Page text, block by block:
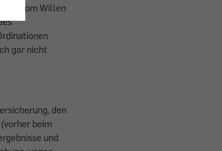
vom Willen
gar nicht
den
beim
und